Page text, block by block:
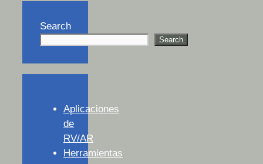
Search
Search
Aplicaciones
de
RV/AR
Herramientas